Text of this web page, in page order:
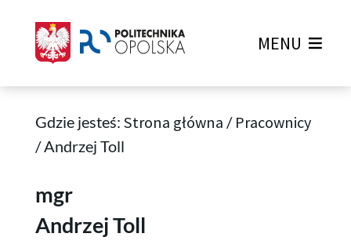
MENU
Gdzie jesteś: Strona główna / Pracownicy
/Andrzej Toll
mgr
Andrzej Toll